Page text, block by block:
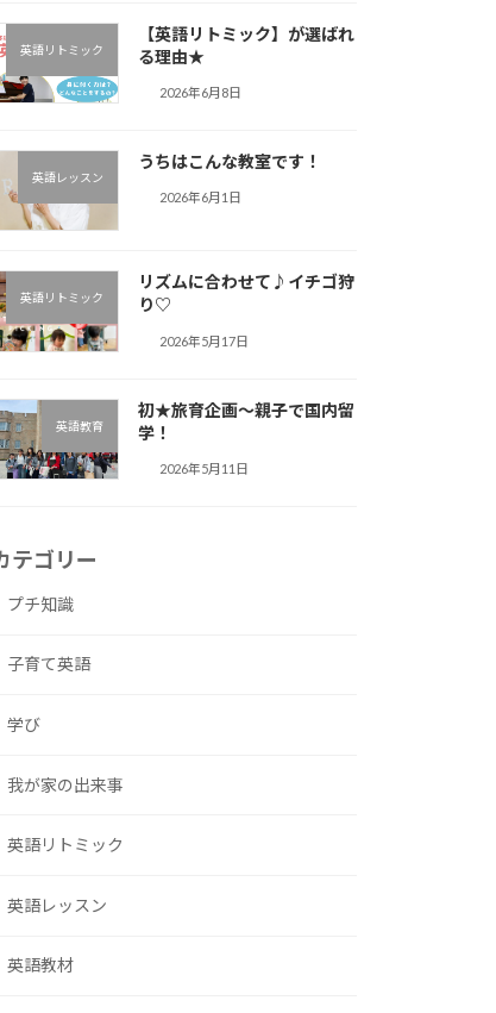
英語リトミック
【英語リトミック】が選ばれ
る理由★
2026年6月8日
英語レッスン
うちはこんな教室です！
2026年6月1日
英語リトミック
リズムに合わせて♪︎イチゴ狩
り♡
2026年5月17日
英語教育
初★旅育企画～親子で国内留
学！
2026年5月11日
テゴリー
プチ知識
子育て英語
学び
我が家の出来事
英語リトミック
英語レッスン
英語教材